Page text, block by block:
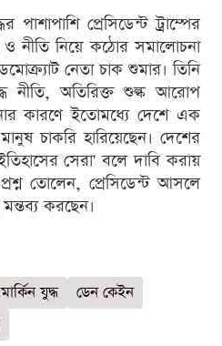
পাশাপাশি প্রেসিডেন্ট ট্রাম্পের
ও নীতি নিয়ে কঠোর সমালোচনা
নেতা চাক শুমার। তিনি
নীতি, অতিরিক্ত শুল্ক আরোপ
কারণে ইতোমধ্যে দেশে এক
চাকরি হারিয়েছেন। দেশের
সেরা' বলে দাবি করায়
তোলেন, প্রেসিডেন্ট আসলে
করছেন।
যুদ্ধ
ডেন কেইন